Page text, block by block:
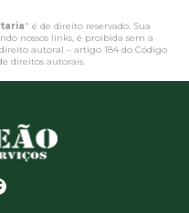
" é de direito reservado. Sua
nossos links, é proibida sem a
autoral – artigo 184 do Código
direitos autorais.